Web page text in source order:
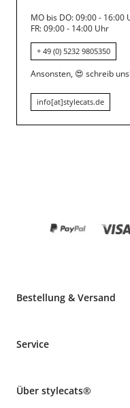
MO bis DO: 09:00 - 16:00
FR: 09:00 - 14:00 Uhr
+ 49 (0) 5232 9805350
Ansonsten, 😍 schreib
info[at]stylecats.de
Bestellung & Versand
Informationen zur
Produkte reklamieren
Service
Tierkrankenversicherung
Über stylecats®